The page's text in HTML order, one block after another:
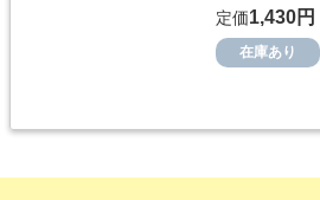
定価1,430円
在庫あり